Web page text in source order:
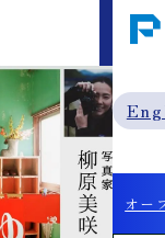
MENU
オー